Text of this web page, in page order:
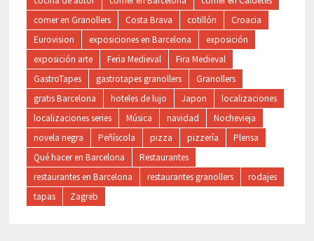
comer en Granollers
Costa Brava cotillón
Croacia
Eurovision
exposiciones en Barcelona
exposición
exposición arte
Feria Medieval
Fira Medieval
GastroTapes
gastrotapes granollers
Granollers
gratis Barcelona
hoteles de lujo Japon
localizaciones
localizaciones series
Música navidad
Nochevieja
novela negra
Peñíscola pizza pizzería
Plensa
Qué hacer en Barcelona
Restaurantes
restaurantes en Barcelona
restaurantes granollers
rodajes
tapas
Zagreb